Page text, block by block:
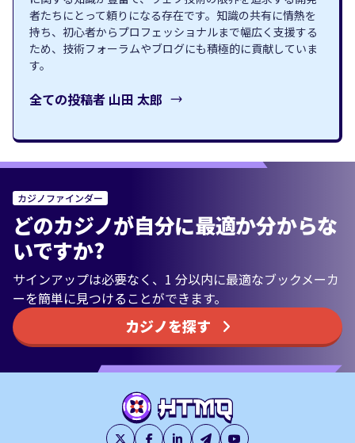
者たちにとって頼りになる存在です。知識の共有に情熱を
持ち、初心者からプロフェッショナルまで幅広く支援する
ため、技術フォーラムやブログにも積極的に貢献していま
す。
全ての投稿者 山田 太郎
カジノファインダー
どのカジノが自分に最適か分からな
いですか?
サインアップは必要なく、1 分以内に最適なブックメーカ
ーを簡単に見つけることができます。
カジノを探す